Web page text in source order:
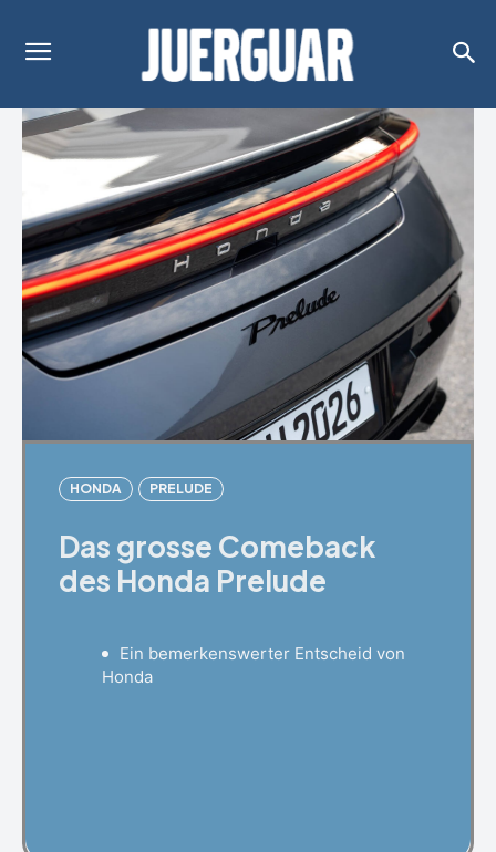
HONDA PRELUDE
Das grosse Comeback
des Honda Prelude
Ein bemerkenswerter Entscheid von
Honda